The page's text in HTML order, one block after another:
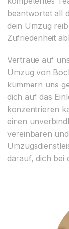
beantwortet all
dein Umzug
Zufriedenheit
Vertraue auf
Umzug von
kümmern uns
dich auf das
konzentrieren
einen
vereinbaren
darauf, dich bei